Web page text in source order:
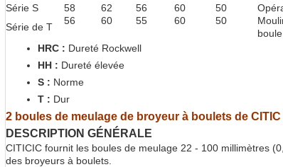
Série S
58 62 56 60 50
Série de T
56 60 55 60 50
HRC : Dureté Rockwell
HH : Dureté élevée
S : Norme
T : Dur
2 boules de meulage de broyeur à boulets de CITIC
DESCRIPTION GÉNÉRALE
CITICIC fournit les boules de meulage 22 - 100 millimètres
des broyeurs à boulets.